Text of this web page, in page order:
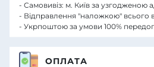
- Самовивіз: м. Київ за узгодженою
- Відправлення "наложкою" всього
- Укрпоштою за умови 100%
ОПЛАТА